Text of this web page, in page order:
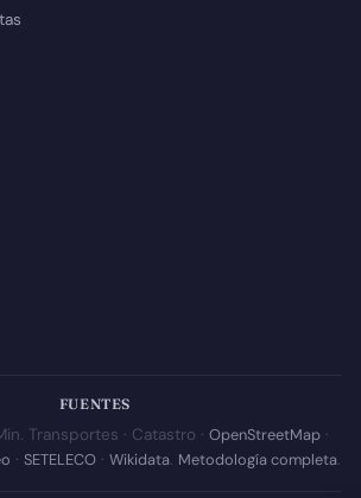
FUENTES
Transportes · Catastro · OpenStreetMap·
· SETELECO· Wikidata. Metodología completa.